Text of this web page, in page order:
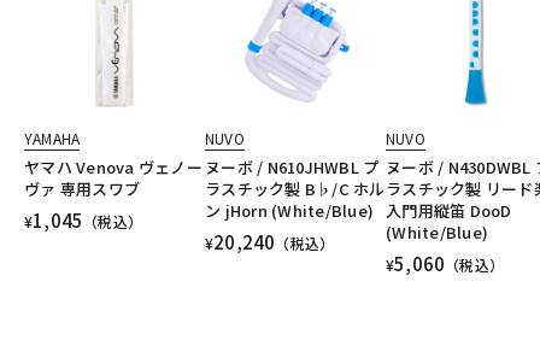
YAMAHA
ヤマハ Venova ヴェノー
ヴァ 専用スワブ
¥1,045 （税込）
NUVO
ヌーボ / N610JHWBL プ
ラスチック製 B♭/C ホル
ン jHorn (White/Blue)
¥20,240 （税込）
NUVO
ヌーボ / N430DWBL
ラスチック製 リード
入門用縦笛 DooD
(White/Blue)
¥5,060 （税込）